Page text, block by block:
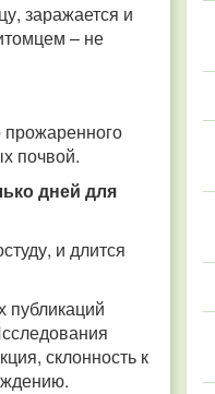
заражается и
– не
прожаренного
почвой.
дней для
и длится
публикаций
склонность к